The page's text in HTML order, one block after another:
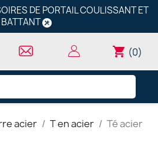
DE PORTAIL COULISSANT ET
BATTANT
shopping_cart (0)
acier T en acier
Té acier